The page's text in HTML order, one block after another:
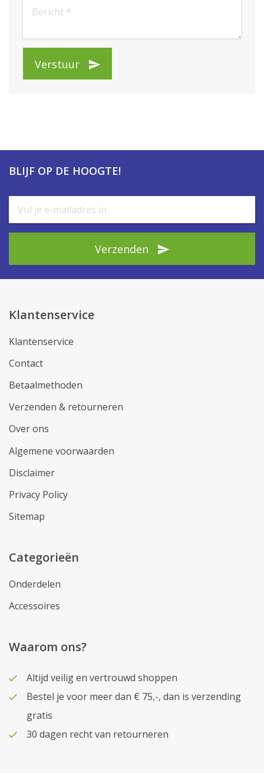
Verstuur
BLIJF OP DE HOOGTE!
Verzenden
Klantenservice
Klantenservice
Contact
Betaalmethoden
Verzenden & retourneren
Over ons
Algemene voorwaarden
Disclaimer
Privacy Policy
Sitemap
Categorieën
Onderdelen
Accessoires
Waarom ons?
Altijd veilig en vertrouwd shoppen
Bestel je voor meer dan € 75,-, dan is verzending
gratis
30 dagen recht van retourneren